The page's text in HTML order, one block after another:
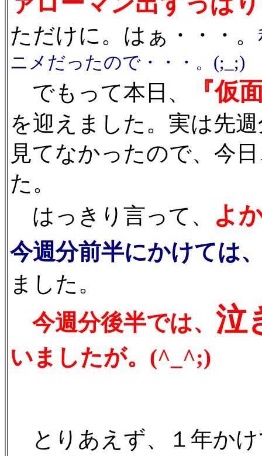
ただけに。はぁ・・・。
ニメだったので・・・。(;_;)
でもって本日、 『仮
を迎えました。実は先
見てなかったので、今
た。
はっきり言って、
よ
今週分前半にかけては
ました。
今週分後半では、 泣
いましたが。(^_^;)
とりあえず、１年か